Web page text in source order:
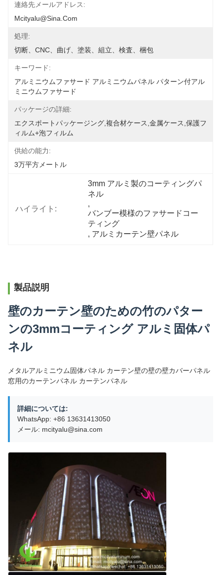
連絡先メールアドレス:
Mcityalu@sina.com
処理:
切断、CNC、曲げ、塗装、組立、検査、梱包
キーワード:
アルミニウムファサード アルミニウムパネル パターン付アル
ミニウムファサード
パッケージの詳細:
エクスポートパッケージング,複合材ケース,金属ケース,保護フ
ィルム+泡フィルム
供給の能力:
3万平方メートル
ハイライト:
3mm アルミ製のコーティングパ
ネル
,
バンブー模様のファサードコー
ティング
, アルミカーテン壁パネル
製品説明
壁のカーテン壁のための竹のパター
ンの3mmコーティング アルミ固体パ
ネル
メタルアルミニウム固体パネル カーテン壁の壁の壁カバーパネル
窓用のカーテンパネル カーテンパネル
詳細については:
WhatsApp: +86 13631413050
メール: mcityalu@sina.com